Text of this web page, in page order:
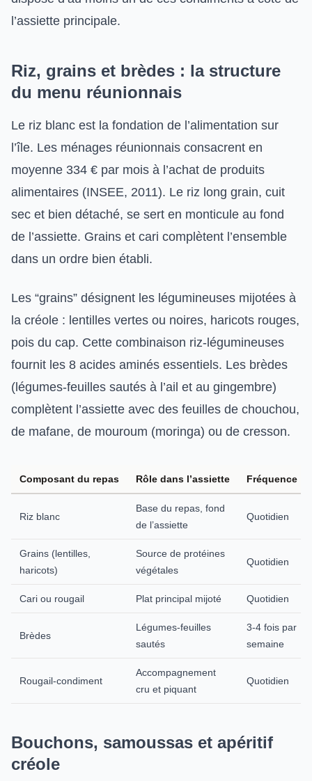
l’assiette principale.
Riz, grains et brèdes : la structure
du menu réunionnais
Le riz blanc est la fondation de l’alimentation sur
l’île. Les ménages réunionnais consacrent en
moyenne 334 € par mois à l’achat de produits
alimentaires (INSEE, 2011). Le riz long grain, cuit
sec et bien détaché, se sert en monticule au fond
de l’assiette. Grains et cari complètent l’ensemble
dans un ordre bien établi.
Les “grains” désignent les légumineuses mijotées à
la créole : lentilles vertes ou noires, haricots rouges,
pois du cap. Cette combinaison riz-légumineuses
fournit les 8 acides aminés essentiels. Les brèdes
(légumes-feuilles sautés à l’ail et au gingembre)
complètent l’assiette avec des feuilles de chouchou,
de mafane, de mouroum (moringa) ou de cresson.
Composant du repas Rôle dans l’assiette Fréquence
Riz blanc
Base du repas, fond
de l’assiette
Quotidien
Grains (lentilles,
haricots)
Source de protéines
végétales
Quotidien
Cari ou rougail Plat principal mijoté Quotidien
Brèdes
Légumes-feuilles
sautés
3-4 fois par
semaine
Rougail-condiment
Accompagnement
cru et piquant
Quotidien
Bouchons, samoussas et apéritif
créole